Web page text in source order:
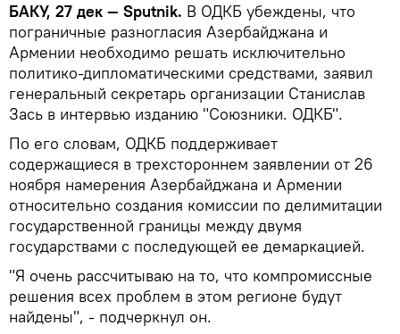
БАКУ, 27 дек — Sputnik. В ОДКБ убеждены, что
пограничные разногласия Азербайджана и
Армении необходимо решать исключительно
политико-дипломатическими средствами, заявил
генеральный секретарь организации Станислав
Зась в интервью изданию "Союзники. ОДКБ".
По его словам, ОДКБ поддерживает
содержащиеся в трехстороннем заявлении от 26
ноября намерения Азербайджана и Армении
относительно создания комиссии по делимитации
государственной границы между двумя
государствами с последующей ее демаркацией.
"Я очень рассчитываю на то, что компромиссные
решения всех проблем в этом регионе будут
найдены", - подчеркнул он.